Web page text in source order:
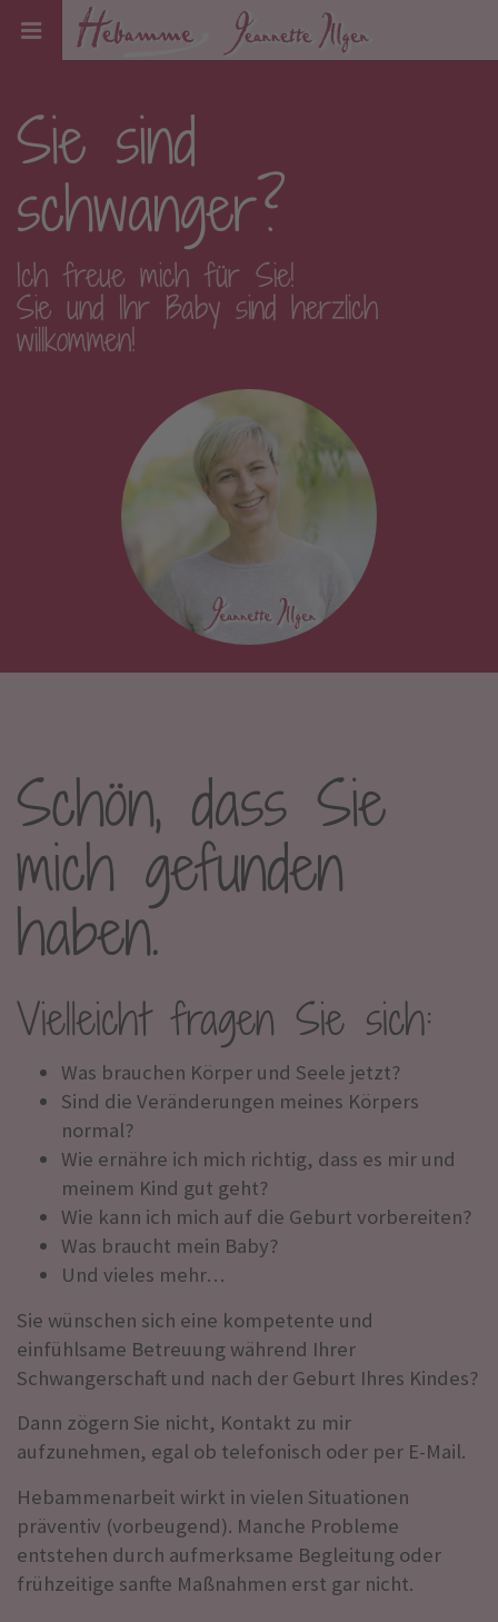
Sie sind
schwanger?
Ich freue mich für Sie!
Sie und Ihr Baby sind herzlich
willkommen!
Schön, dass Sie
mich gefunden
haben.
Vielleicht fragen Sie sich:
Was brauchen Körper und Seele jetzt?
Sind die Veränderungen meines Körpers
normal?
Wie ernähre ich mich richtig, dass es mir und
meinem Kind gut geht?
Wie kann ich mich auf die Geburt vorbereiten?
Was braucht mein Baby?
Und vieles mehr…
Sie wünschen sich eine kompetente und
einfühlsame Betreuung während Ihrer
Schwangerschaft und nach der Geburt Ihres Kindes?
Dann zögern Sie nicht, Kontakt zu mir
aufzunehmen, egal ob telefonisch oder per E-Mail.
Hebammenarbeit wirkt in vielen Situationen
präventiv (vorbeugend). Manche Probleme
entstehen durch aufmerksame Begleitung oder
frühzeitige sanfte Maßnahmen erst gar nicht.